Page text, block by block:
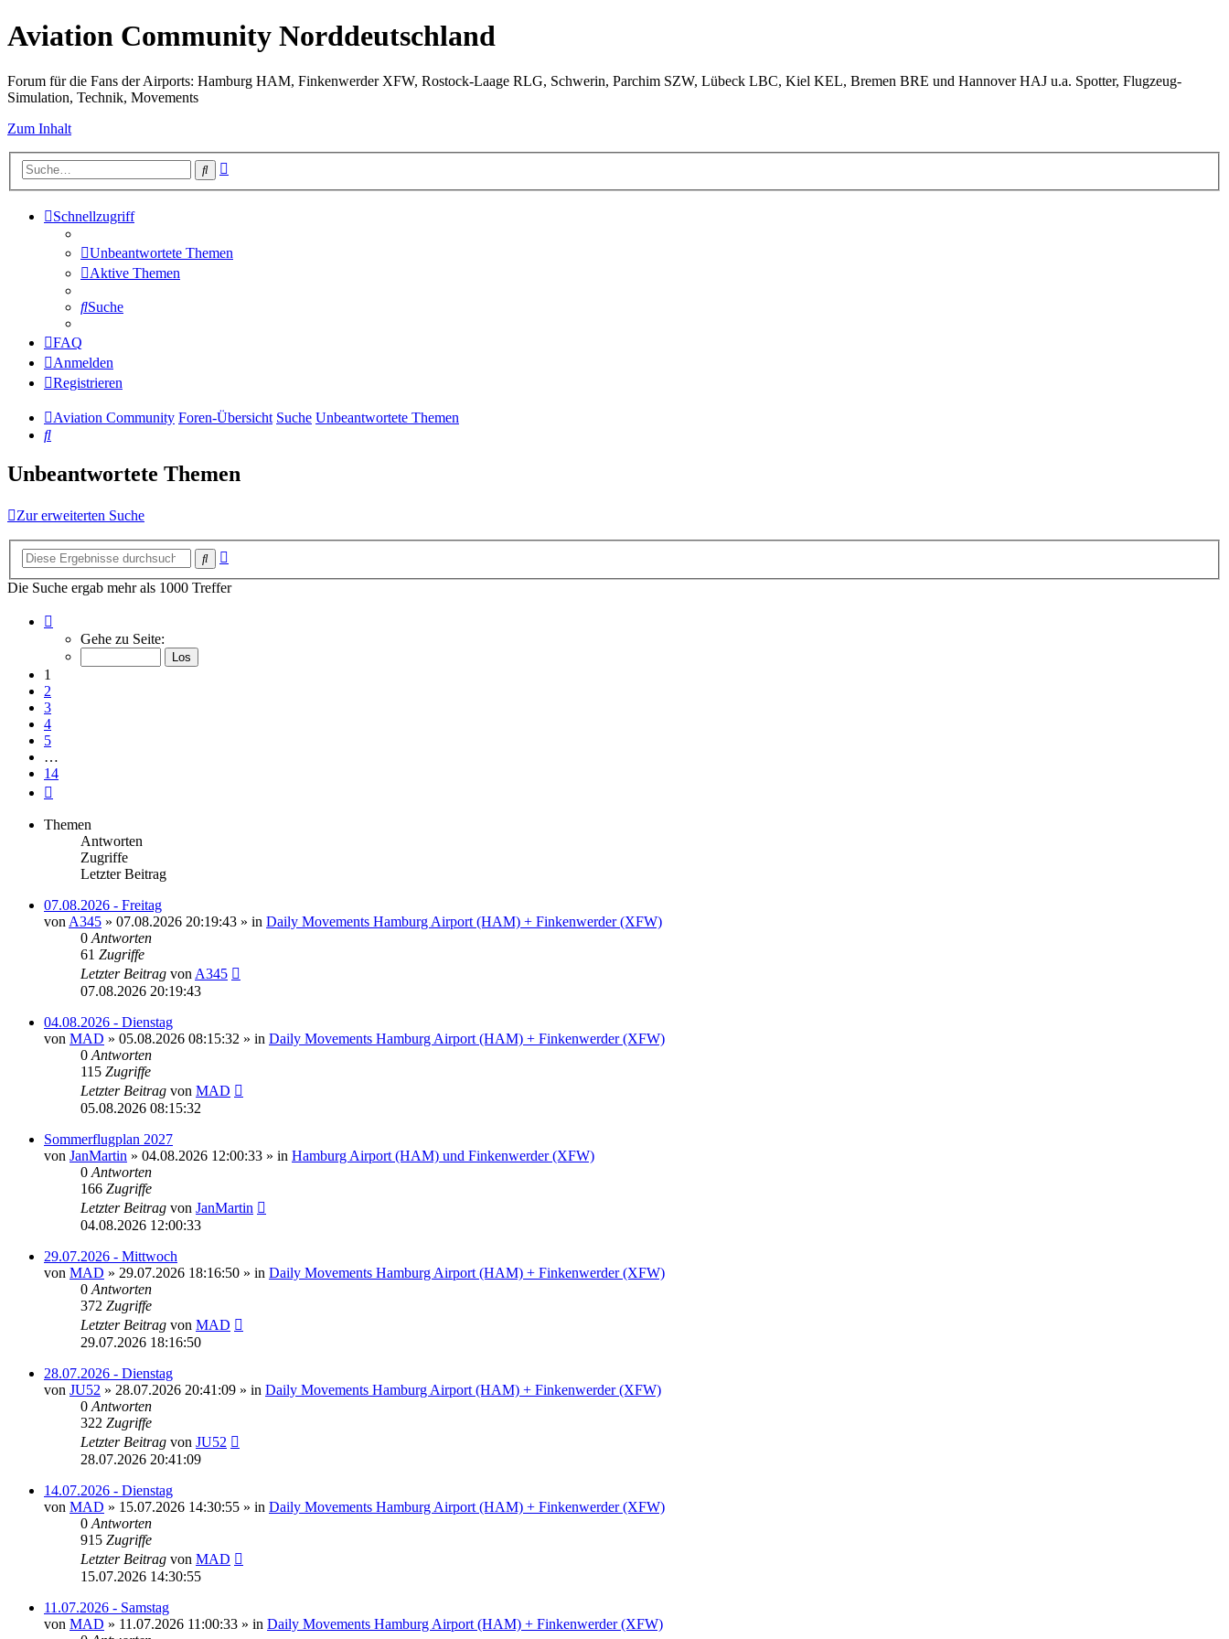
Aviation Community Norddeutschland
Forum für die Fans der Airports: Hamburg HAM, Finkenwerder XFW, Rostock-Laage RLG, Schwerin, Parchim SZW, Lübeck LBC, Kiel KEL, Bremen BRE und Hannover HAJ u.a. Spotter, Flugzeug-
Simulation, Technik, Movements
Zum Inhalt
Suche
Schnellzugriff
Unbeantwortete Themen
Aktive Themen
Suche
FAQ
Anmelden
Registrieren
Aviation Community Foren-Übersicht Suche Unbeantwortete Themen
Suche
Unbeantwortete Themen
Zur erweiterten Suche
Suche
Die Suche ergab mehr als 1000 Treffer
von
Gehe zu Seite:
1
2
3
4
5
…
14
Themen
Antworten
Zugriffe
Letzter Beitrag
07.08.2026 - Freitag
von A345 » 07.08.2026 20:19:43 » in Daily Movements Hamburg Airport (HAM) + Finkenwerder (XFW)
0 Antworten
61 Zugriffe
Letzter Beitrag von A345
07.08.2026 20:19:43
04.08.2026 - Dienstag
von MAD » 05.08.2026 08:15:32 » in Daily Movements Hamburg Airport (HAM) + Finkenwerder (XFW)
0 Antworten
115 Zugriffe
Letzter Beitrag von MAD
05.08.2026 08:15:32
Sommerflugplan 2027
von JanMartin » 04.08.2026 12:00:33 » in Hamburg Airport (HAM) und Finkenwerder (XFW)
0 Antworten
166 Zugriffe
Letzter Beitrag von JanMartin
04.08.2026 12:00:33
29.07.2026 - Mittwoch
von MAD » 29.07.2026 18:16:50 » in Daily Movements Hamburg Airport (HAM) + Finkenwerder (XFW)
0 Antworten
372 Zugriffe
Letzter Beitrag von MAD
29.07.2026 18:16:50
28.07.2026 - Dienstag
von JU52 » 28.07.2026 20:41:09 » in Daily Movements Hamburg Airport (HAM) + Finkenwerder (XFW)
0 Antworten
322 Zugriffe
Letzter Beitrag von JU52
28.07.2026 20:41:09
14.07.2026 - Dienstag
von MAD » 15.07.2026 14:30:55 » in Daily Movements Hamburg Airport (HAM) + Finkenwerder (XFW)
0 Antworten
915 Zugriffe
Letzter Beitrag von MAD
15.07.2026 14:30:55
11.07.2026 - Samstag
von MAD » 11.07.2026 11:00:33 » in Daily Movements Hamburg Airport (HAM) + Finkenwerder (XFW)